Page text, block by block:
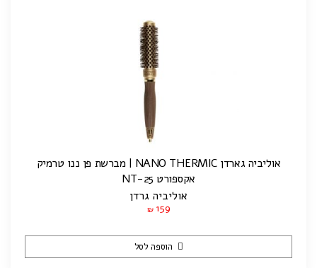
אוליביה גארדן NANO THERMIC | מברשת פן ננו טרמיק
אקספורט NT-25
אוליביה גרדן
₪ 159
הוספה לסל